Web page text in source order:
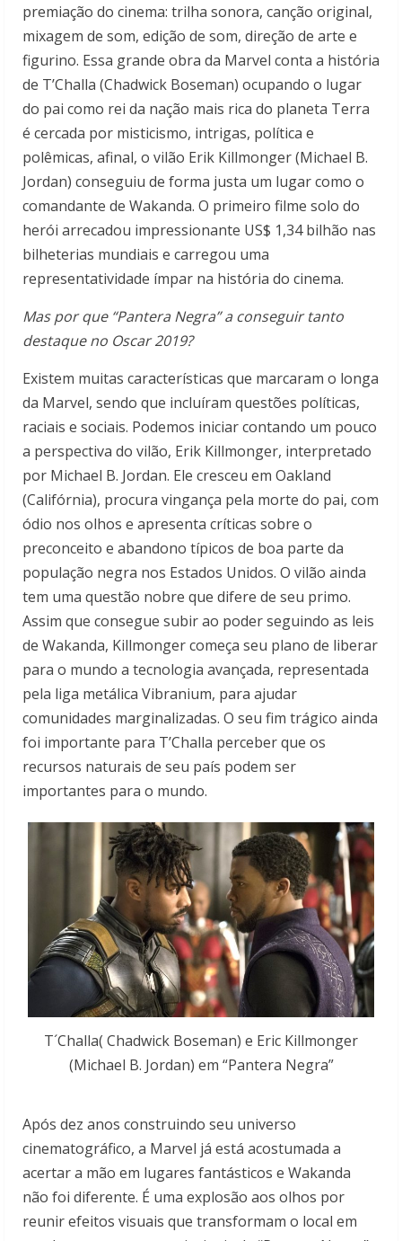
premiação do cinema: trilha sonora, canção original,
mixagem de som, edição de som, direção de arte e
figurino. Essa grande obra da Marvel conta a história
de T’Challa (Chadwick Boseman) ocupando o lugar
do pai como rei da nação mais rica do planeta Terra
é cercada por misticismo, intrigas, política e
polêmicas, afinal, o vilão Erik Killmonger (Michael B.
Jordan) conseguiu de forma justa um lugar como o
comandante de Wakanda. O primeiro filme solo do
herói arrecadou impressionante US$ 1,34 bilhão nas
bilheterias mundiais e carregou uma
representatividade ímpar na história do cinema.
Mas por que “Pantera Negra” a conseguir tanto
destaque no Oscar 2019?
Existem muitas características que marcaram o longa
da Marvel, sendo que incluíram questões políticas,
raciais e sociais. Podemos iniciar contando um pouco
a perspectiva do vilão, Erik Killmonger, interpretado
por Michael B. Jordan. Ele cresceu em Oakland
(Califórnia), procura vingança pela morte do pai, com
ódio nos olhos e apresenta críticas sobre o
preconceito e abandono típicos de boa parte da
população negra nos Estados Unidos. O vilão ainda
tem uma questão nobre que difere de seu primo.
Assim que consegue subir ao poder seguindo as leis
de Wakanda, Killmonger começa seu plano de liberar
para o mundo a tecnologia avançada, representada
pela liga metálica Vibranium, para ajudar
comunidades marginalizadas. O seu fim trágico ainda
foi importante para T’Challa perceber que os
recursos naturais de seu país podem ser
importantes para o mundo.
T´Challa( Chadwick Boseman) e Eric Killmonger
(Michael B. Jordan) em “Pantera Negra”
Após dez anos construindo seu universo
cinematográfico, a Marvel já está acostumada a
acertar a mão em lugares fantásticos e Wakanda
não foi diferente. É uma explosão aos olhos por
reunir efeitos visuais que transformam o local em